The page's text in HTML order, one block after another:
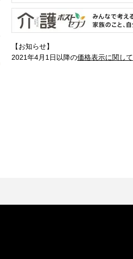
【お知らせ】
2021年4月1日以降の価格表示に関して